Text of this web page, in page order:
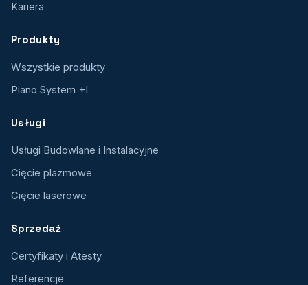
Kariera
Produkty
Wszystkie produkty
Piano System +I
Usługi
Usługi Budowlane i Instalacyjne
Cięcie plazmowe
Cięcie laserowe
Sprzedaż
Certyfikaty i Atesty
Referencje